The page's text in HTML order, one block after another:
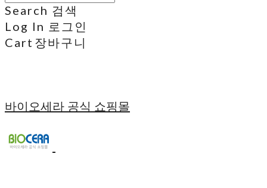
Search 검색
Log In 로그인
Cart 장바구니
바이오세라 공식 쇼핑몰